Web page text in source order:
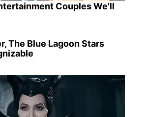
Couples We'll
The Blue Lagoon Stars